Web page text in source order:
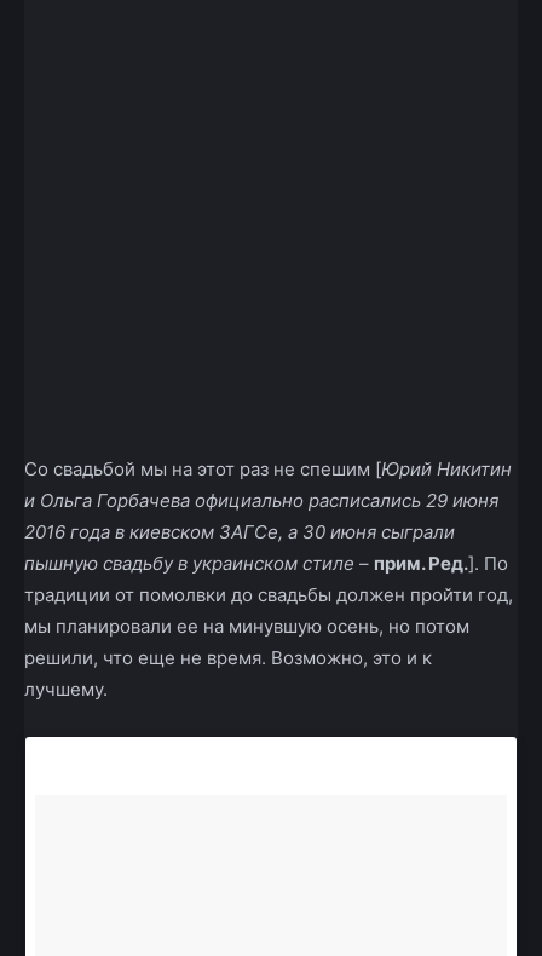
Со свадьбой мы на этот раз не спешим [Юрий Никитин
и Ольга Горбачева официально расписались 29 июня
2016 года в киевском ЗАГСе, а 30 июня сыграли
пышную свадьбу в украинском стиле – прим. Ред.]. По
традиции от помолвки до свадьбы должен пройти год,
мы планировали ее на минувшую осень, но потом
решили, что еще не время. Возможно, это и к
лучшему.